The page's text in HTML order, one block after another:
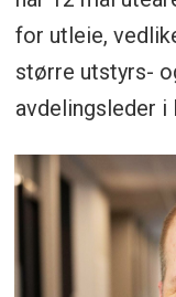
for utleie,
større utstyrs-
avdelingsleder i